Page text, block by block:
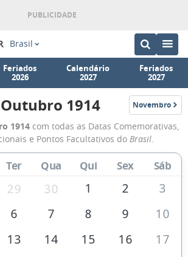
Brasil
Feriados
2026
Calendário
2027
Feriados
2027
Calendário
de
Outubro
de
1914
Outubro 1914 Novembro
1914
1914 com todas as Datas Comemorativas,
e Pontos Facultativos do Brasil.
Ter Qua Qui Sex Sáb
29 30 1 2
3
6 7 8 9
10
13 14 15 16
17